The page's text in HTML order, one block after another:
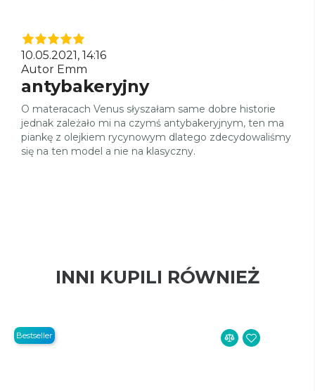
10.05.2021, 14:16
Autor Emm
antybakeryjny
O materacach Venus słyszałam same dobre historie
jednak zależało mi na czymś antybakeryjnym, ten ma
piankę z olejkiem rycynowym dlatego zdecydowaliśmy
się na ten model a nie na klasyczny.
INNI KUPILI RÓWNIEŻ
Bestseller